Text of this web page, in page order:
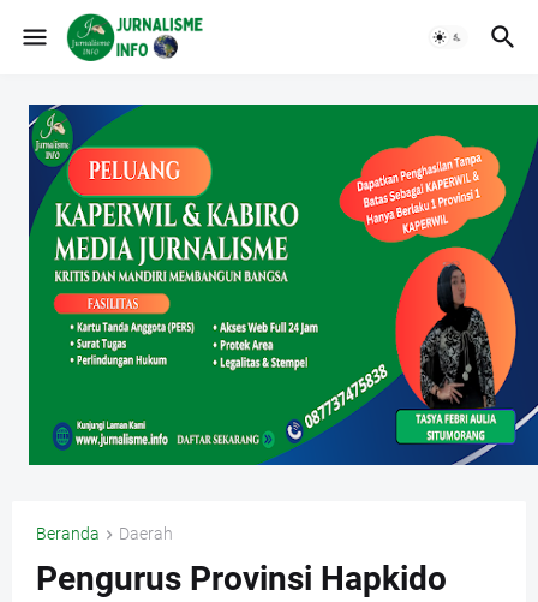
Beranda Daerah
Pengurus Provinsi Hapkido